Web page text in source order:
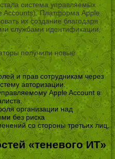
система управляемых
Accounts). Платформа Apple
их создание благодаря
службами идентификации,
получили новые
и прав сотрудникам через
авторизации.
Apple Account в
организации над
без риска
со стороны третьих лиц.
«теневого ИТ»